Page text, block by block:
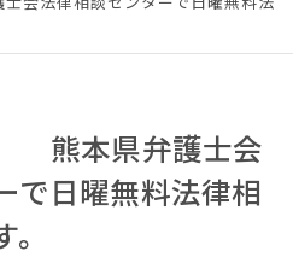
熊本県弁護士会
で日曜無料法律相